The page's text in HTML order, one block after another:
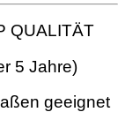
QUALITÄT
5 Jahre)
geeignet